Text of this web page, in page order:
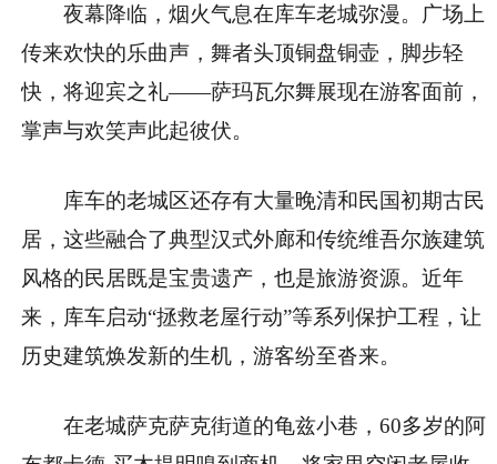
夜幕降临，烟火气息在库车老城弥漫。广场上
传来欢快的乐曲声，舞者头顶铜盘铜壶，脚步轻
快，将迎宾之礼——萨玛瓦尔舞展现在游客面前，
掌声与欢笑声此起彼伏。
库车的老城区还存有大量晚清和民国初期古民
居，这些融合了典型汉式外廊和传统维吾尔族建筑
风格的民居既是宝贵遗产，也是旅游资源。近年
来，库车启动“拯救老屋行动”等系列保护工程，让
历史建筑焕发新的生机，游客纷至沓来。
在老城萨克萨克街道的龟兹小巷，60多岁的阿